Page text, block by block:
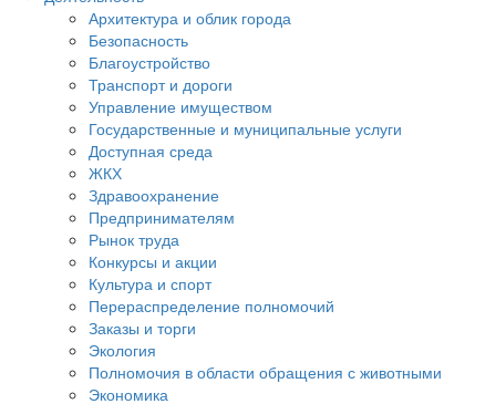
Архитектура и облик города
Безопасность
Благоустройство
Транспорт и дороги
Управление имуществом
Государственные и муниципальные услуги
Доступная среда
ЖКХ
Здравоохранение
Предпринимателям
Рынок труда
Конкурсы и акции
Культура и спорт
Перераспределение полномочий
Заказы и торги
Экология
Полномочия в области обращения с животными
Экономика